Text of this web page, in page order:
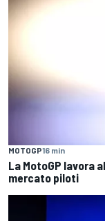
MOTOGP16 min
La MotoGP lavora
mercato piloti